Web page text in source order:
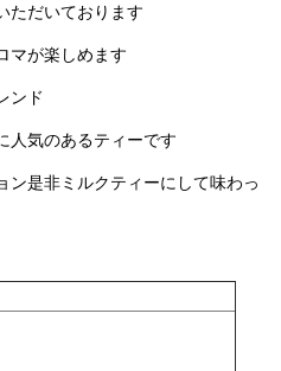
ただいております
マが楽しめます
ンド
人気のあるティーです
ン是非ミルクティーにして味わっ